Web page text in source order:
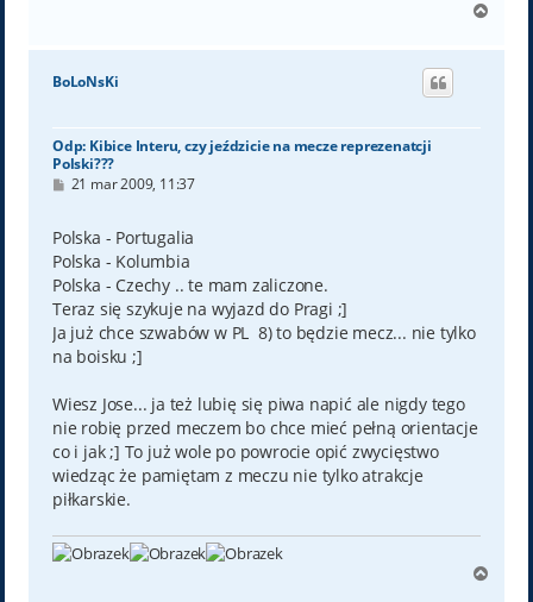
g
BoLoNsKi
Odp: Kibice Interu, czy jeździcie na mecze reprezenatcji
Polski???
P
t
21 mar 2009, 11:37
Polska - Portugalia
Polska - Kolumbia
Polska - Czechy .. te mam zaliczone.
Teraz się szykuje na wyjazd do Pragi ;]
Ja już chce szwabów w PL 8) to będzie mecz... nie tylko
na boisku ;]
Wiesz Jose... ja też lubię się piwa napić ale nigdy tego
nie robię przed meczem bo chce mieć pełną orientacje
co i jak ;] To już wole po powrocie opić zwycięstwo
wiedząc że pamiętam z meczu nie tylko atrakcje
piłkarskie.